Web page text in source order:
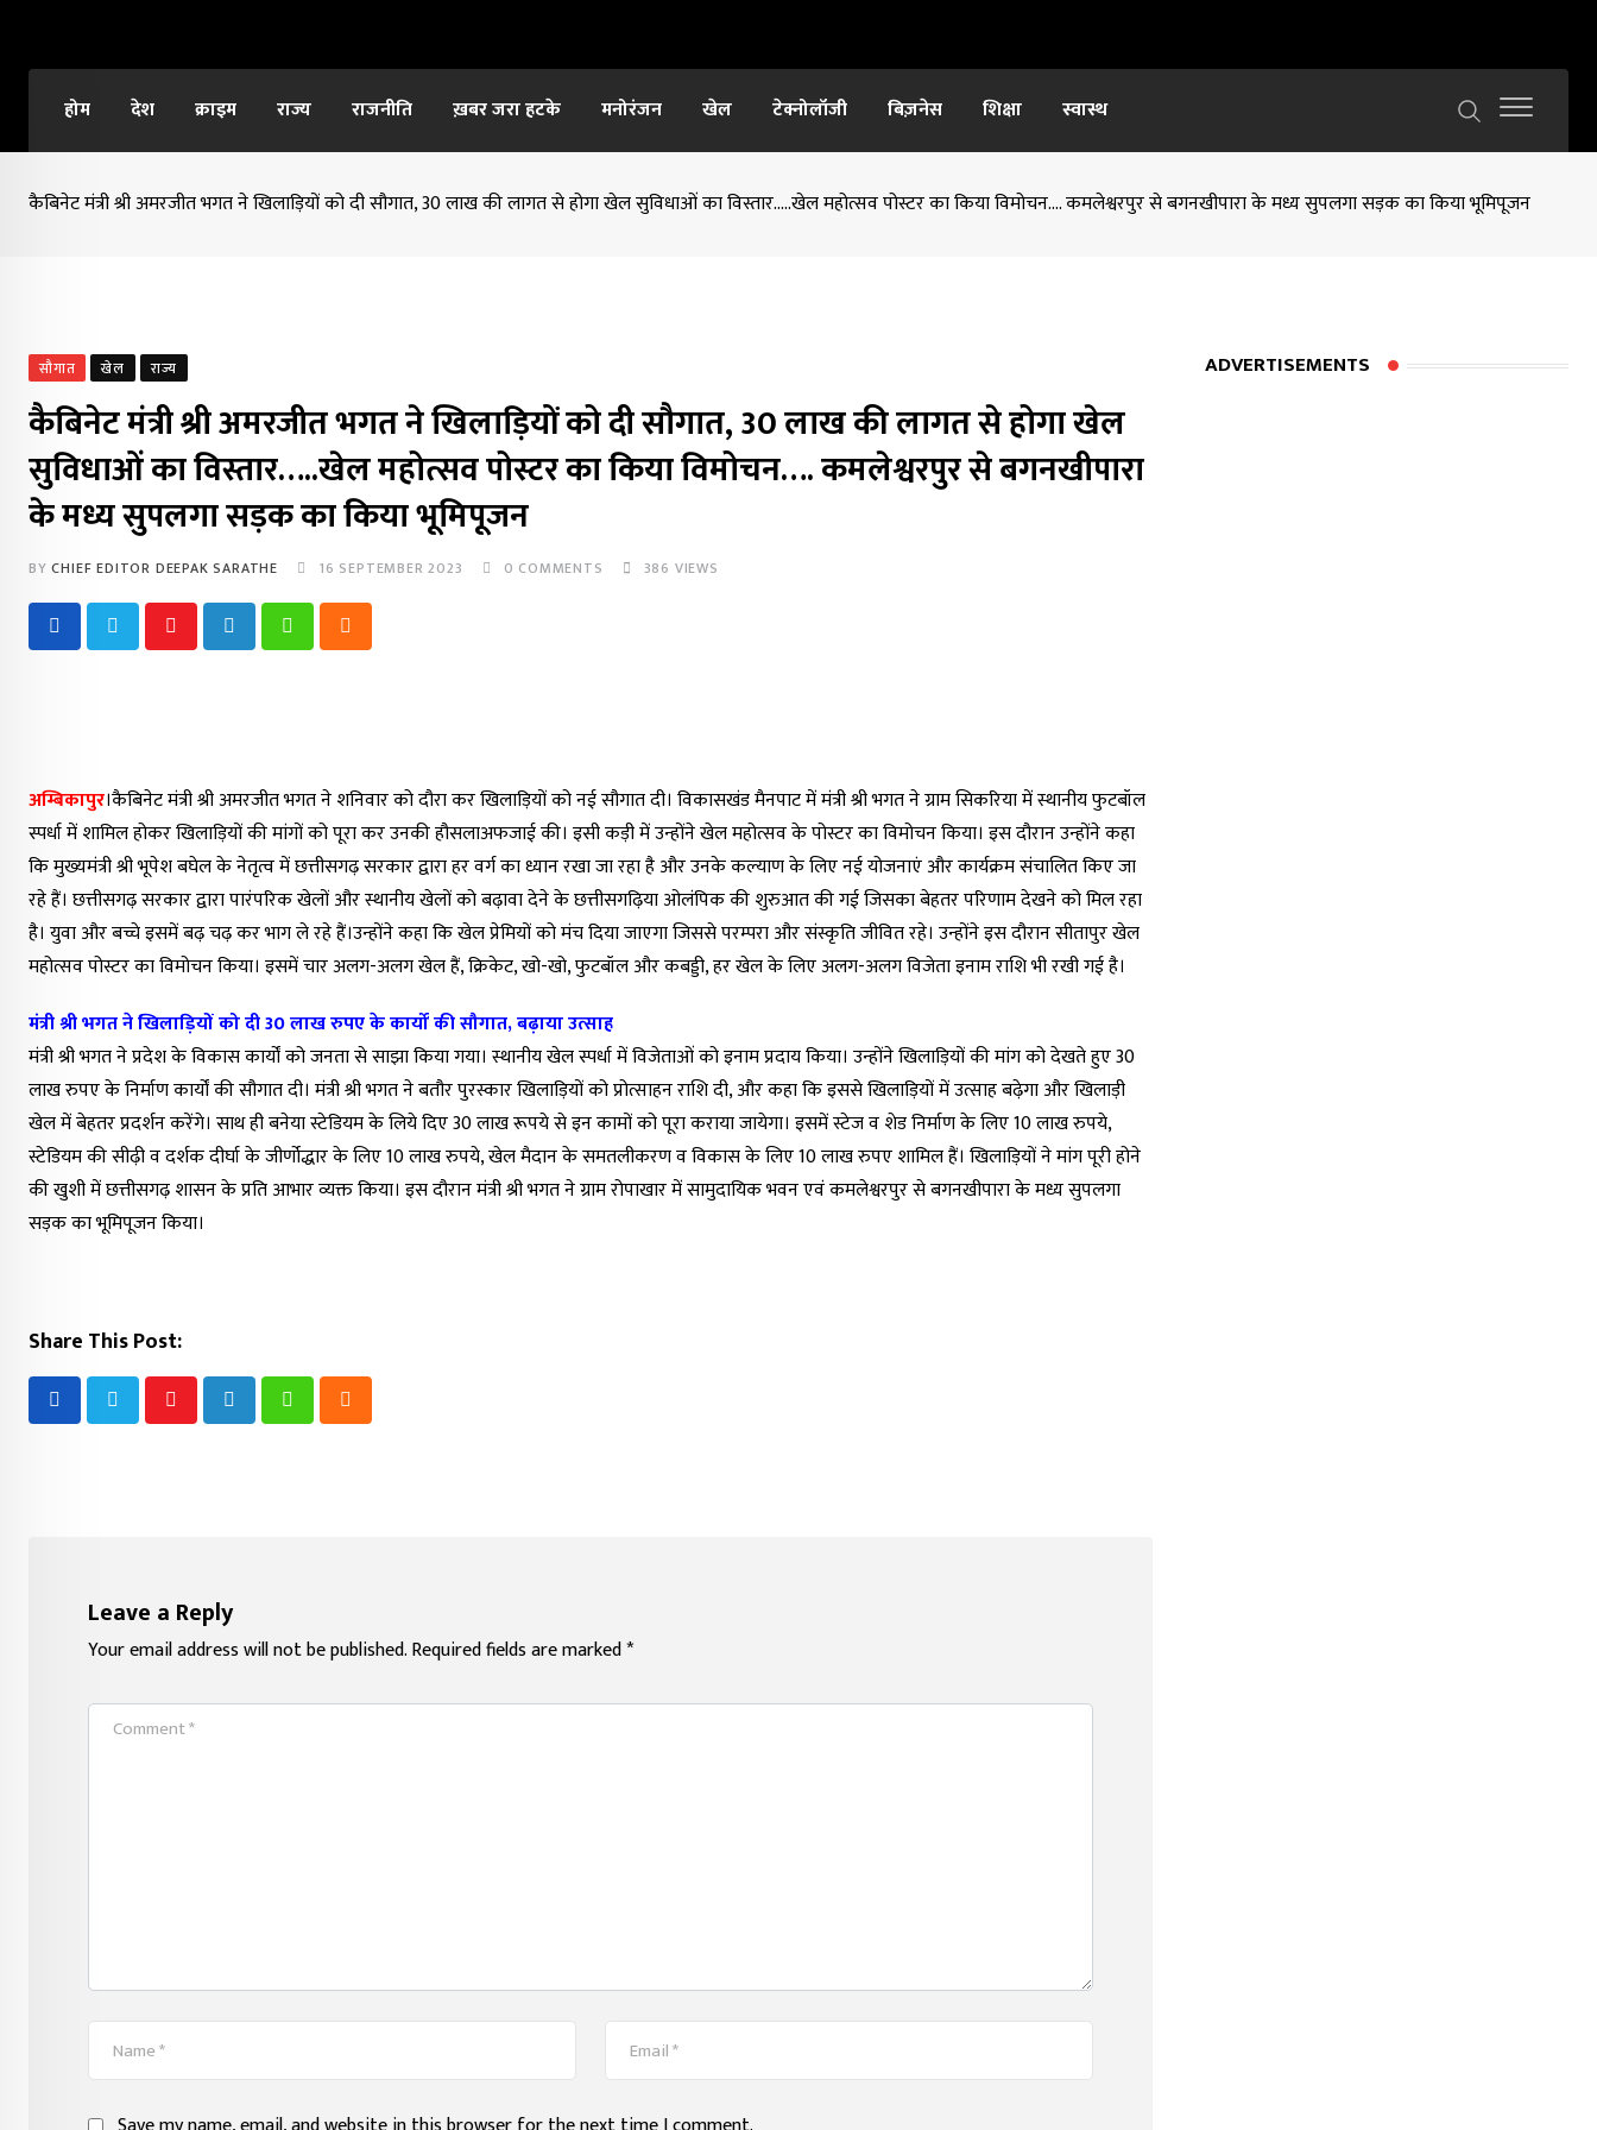
content
होम
देश क्राइम राज्य राजनीति ख़बर जरा हटके मनोरंजन खेल टेक्नोलॉजी बिज़नेस शिक्षा स्वास्थ
कैबिनेट मंत्री श्री अमरजीत भगत ने खिलाड़ियों को दी सौगात, 30 लाख की लागत से होगा खेल सुविधाओं का विस्तार…..खेल महोत्सव पोस्टर का किया विमोचन…. कमलेश्वरपुर से बगनखीपारा के मध्य सुपलगा सड़क का किया भूमिपूजन
सौगात खेल राज्य
कैबिनेट मंत्री श्री अमरजीत भगत ने खिलाड़ियों को दी सौगात, 30 लाख की लागत से होगा खेल
सुविधाओं का विस्तार…..खेल महोत्सव पोस्टर का किया विमोचन…. कमलेश्वरपुर से बगनखीपारा
के मध्य सुपलगा सड़क का किया भूमिपूजन
BYCHIEF EDITOR DEEPAK SARATHE 16 SEPTEMBER 2023 0 COMMENTS 386 VIEWS
YoutubeLinkedInWhatsappCloud
अम्बिकापुर।कैबिनेट मंत्री श्री अमरजीत भगत ने शनिवार को दौरा कर खिलाड़ियों को नई सौगात दी। विकासखंड मैनपाट में मंत्री श्री भगत ने ग्राम सिकरिया में स्थानीय फुटबॉल
स्पर्धा में शामिल होकर खिलाड़ियों की मांगों को पूरा कर उनकी हौसलाअफजाई की। इसी कड़ी में उन्होंने खेल महोत्सव के पोस्टर का विमोचन किया। इस दौरान उन्होंने कहा
कि मुख्यमंत्री श्री भूपेश बघेल के नेतृत्व में छत्तीसगढ़ सरकार द्वारा हर वर्ग का ध्यान रखा जा रहा है और उनके कल्याण के लिए नई योजनाएं और कार्यक्रम संचालित किए जा
रहे हैं। छत्तीसगढ़ सरकार द्वारा पारंपरिक खेलों और स्थानीय खेलों को बढ़ावा देने के छत्तीसगढ़िया ओलंपिक की शुरुआत की गई जिसका बेहतर परिणाम देखने को मिल रहा
है। युवा और बच्चे इसमें बढ़ चढ़ कर भाग ले रहे हैं।उन्होंने कहा कि खेल प्रेमियों को मंच दिया जाएगा जिससे परम्परा और संस्कृति जीवित रहे। उन्होंने इस दौरान सीतापुर खेल
महोत्सव पोस्टर का विमोचन किया। इसमें चार अलग-अलग खेल हैं, क्रिकेट, खो-खो, फुटबॉल और कबड्डी, हर खेल के लिए अलग-अलग विजेता इनाम राशि भी रखी गई है।
मंत्री श्री भगत ने खिलाड़ियों को दी 30 लाख रुपए के कार्यों की सौगात, बढ़ाया उत्साह
मंत्री श्री भगत ने प्रदेश के विकास कार्यों को जनता से साझा किया गया। स्थानीय खेल स्पर्धा में विजेताओं को इनाम प्रदाय किया। उन्होंने खिलाड़ियों की मांग को देखते हुए 30
लाख रुपए के निर्माण कार्यों की सौगात दी। मंत्री श्री भगत ने बतौर पुरस्कार खिलाड़ियों को प्रोत्साहन राशि दी, और कहा कि इससे खिलाड़ियों में उत्साह बढ़ेगा और खिलाड़ी
खेल में बेहतर प्रदर्शन करेंगे। साथ ही बनेया स्टेडियम के लिये दिए 30 लाख रूपये से इन कामों को पूरा कराया जायेगा। इसमें स्टेज व शेड निर्माण के लिए 10 लाख रुपये,
स्टेडियम की सीढ़ी व दर्शक दीर्घा के जीर्णोद्धार के लिए 10 लाख रुपये, खेल मैदान के समतलीकरण व विकास के लिए 10 लाख रुपए शामिल हैं। खिलाड़ियों ने मांग पूरी होने
की खुशी में छत्तीसगढ़ शासन के प्रति आभार व्यक्त किया। इस दौरान मंत्री श्री भगत ने ग्राम रोपाखार में सामुदायिक भवन एवं कमलेश्वरपुर से बगनखीपारा के मध्य सुपलगा
सड़क का भूमिपूजन किया।
Share This Post:
YoutubeLinkedInWhatsappCloud
Leave a Reply
Your email address will not be published.Required fields are marked*
ADVERTISEMENTS